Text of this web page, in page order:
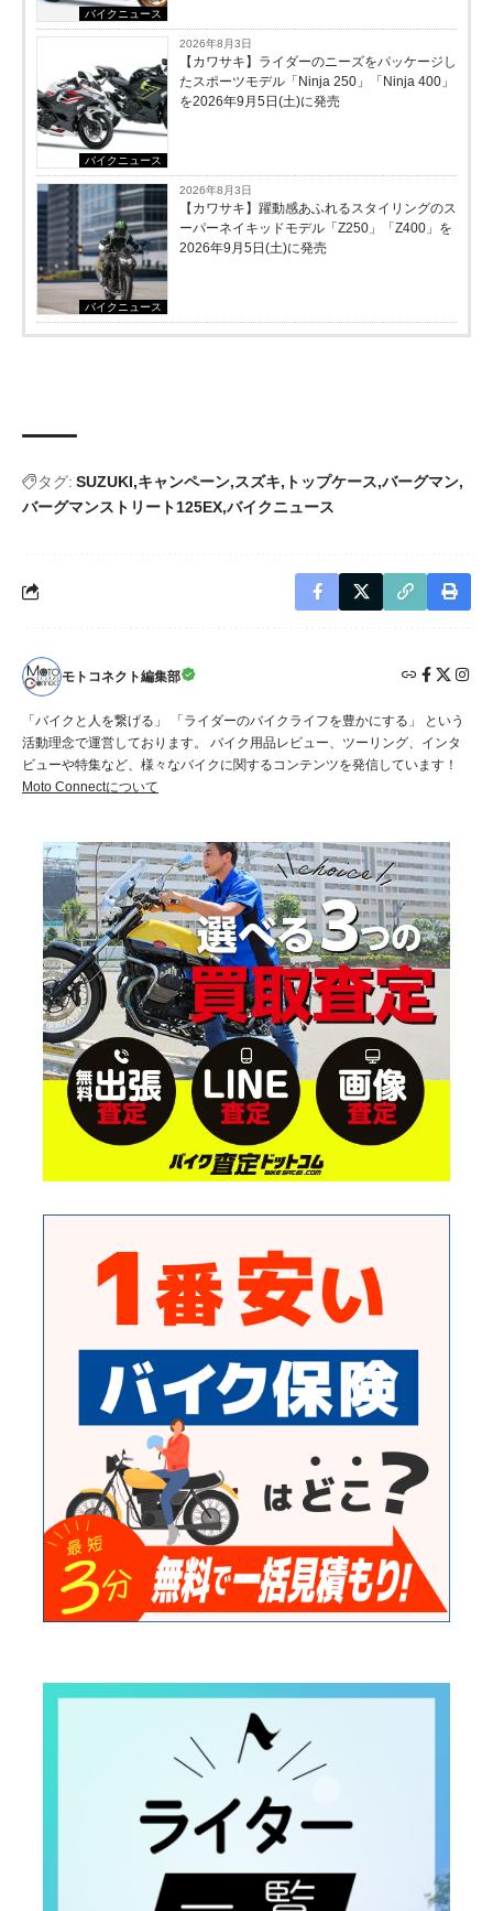
バイクニュース
バイクニュース
2026年8月3日
【カワサキ】ライダーのニーズをパッケージし
たスポーツモデル「Ninja 250」「Ninja 400」
を2026年9月5日(土)に発売
バイクニュース
2026年8月3日
【カワサキ】躍動感あふれるスタイリングのス
ーパーネイキッドモデル「Z250」「Z400」を
2026年9月5日(土)に発売
タグ: SUZUKI キャンペーン スズキ トップケース バーグマン
バーグマンストリート125EX バイクニュース
モトコネクト編集部
「バイクと人を繋げる」 「ライダーのバイクライフを豊かにする」 という
活動理念で運営しております。 バイク用品レビュー、ツーリング、インタ
ビューや特集など、様々なバイクに関するコンテンツを発信しています！
Moto Connectについて